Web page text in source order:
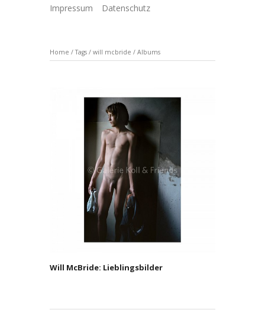
Impressum
Datenschutz
Home /Tags / will mcbride / Albums
Will McBride: Lieblingsbilder